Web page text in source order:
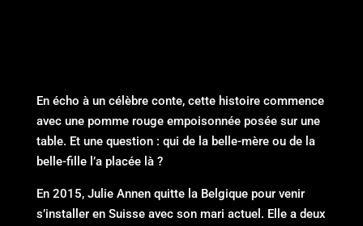
En écho à un célèbre conte, cette histoire commence
avec une pomme rouge empoisonnée posée sur une
table. Et une question : qui de la belle-mère ou de la
belle-fille l’a placée là ?
En 2015, Julie Annen quitte la Belgique pour venir
s’installer en Suisse avec son mari actuel. Elle a deux